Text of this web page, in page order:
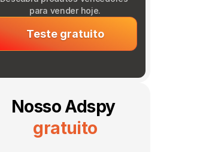
para vender hoje.
Teste gratuito
Nosso Adspy
gratuito